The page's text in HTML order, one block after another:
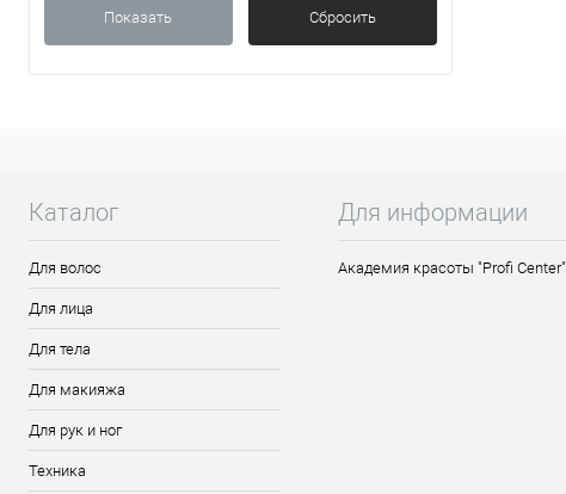
Показать Сбросить
Каталог
Для волос
Для лица
Для тела
Для макияжа
Для рук и ног
Техника
Для информации
Академия красоты "Profi Center"